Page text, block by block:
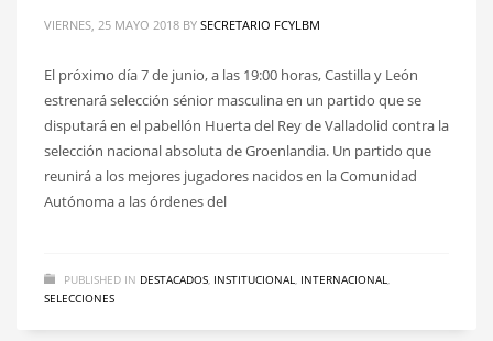
VIERNES, 25 MAYO 2018 BY SECRETARIO FCYLBM
El próximo día 7 de junio, a las 19:00 horas, Castilla y León
estrenará selección sénior masculina en un partido que se
disputará en el pabellón Huerta del Rey de Valladolid contra la
selección nacional absoluta de Groenlandia. Un partido que
reunirá a los mejores jugadores nacidos en la Comunidad
Autónoma a las órdenes del
PUBLISHED IN DESTACADOS INSTITUCIONAL INTERNACIONAL
SELECCIONES